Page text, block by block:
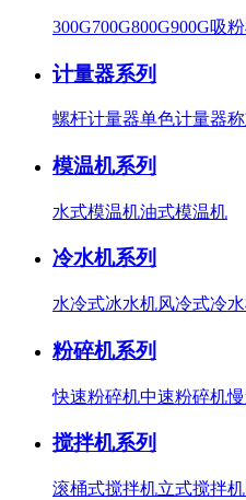
300G700G800G900G吸
计量器系列
螺杆计量器单色计量器
模温机系列
水式模温机油式模温机
冷水机系列
水冷式冰水机风冷式冷
粉碎机系列
快速粉碎机中速粉碎机
搅拌机系列
滚桶式搅拌机立式搅拌机